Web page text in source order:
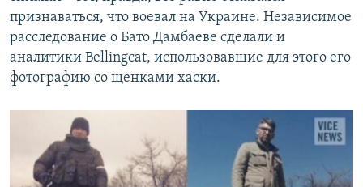
признаваться, что воевал на Украине. Независимое
расследование о Бато Дамбаеве сделали и
аналитики Bellingcat, использовавшие для этого его
фотографию со щенками хаски.